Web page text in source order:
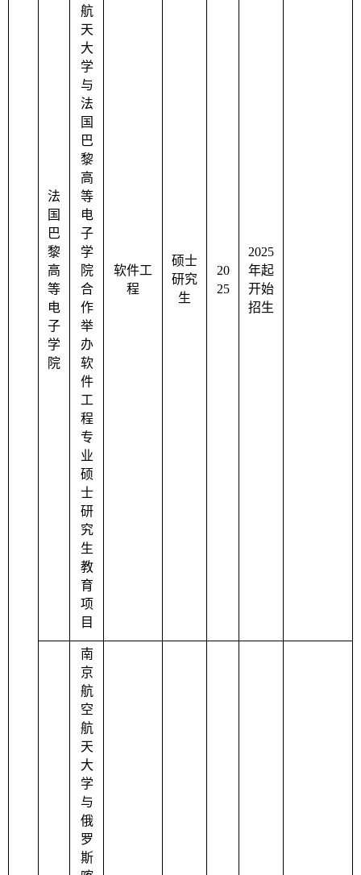
法
国
巴
黎
高
等
电
子
学
院
航
天
大
学
与
法
国
巴
黎
高
等
电
子
学
院
合
作
举
办
软
件
工
程
专
业
硕
士
研
究
生
教
育
项
目
软件工
程
硕士
研究
生
20
25
2025
年起
开始
招生
南
京
航
空
航
天
大
学
与
俄
罗
斯